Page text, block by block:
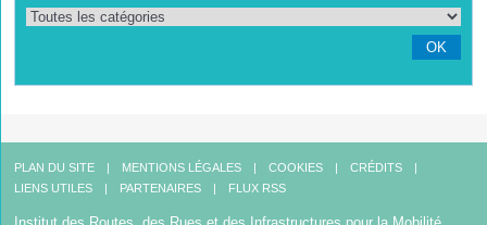
OK
PLAN DU SITE MENTIONS LÉGALES COOKIES
CRÉDITS
LIENS UTILES
PARTENAIRES FLUX RSS